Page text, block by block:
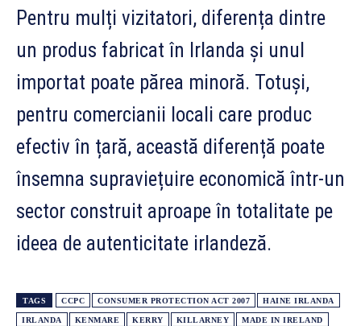
Pentru mulți vizitatori, diferența dintre
un produs fabricat în Irlanda și unul
importat poate părea minoră. Totuși,
pentru comercianii locali care produc
efectiv în țară, această diferență poate
însemna supraviețuire economică într-un
sector construit aproape în totalitate pe
ideea de autenticitate irlandeză.
TAGS CCPC CONSUMER PROTECTION ACT 2007 HAINE IRLANDA
IRLANDA KENMARE KERRY KILLARNEY MADE IN IRELAND